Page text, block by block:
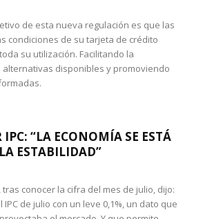
de esta nueva regulación es que las
condiciones de su tarjeta de crédito
su utilización. Facilitando la
disponibles y promoviendo
“LA ECONOMÍA SE ESTÁ
ESTABILIDAD”
conocer la cifra del mes de julio, dijo:
de julio con un leve 0,1%, un dato que